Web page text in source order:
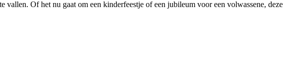
vallen. Of het nu gaat om een kinderfeestje of een jubileum voor een volwassene, deze